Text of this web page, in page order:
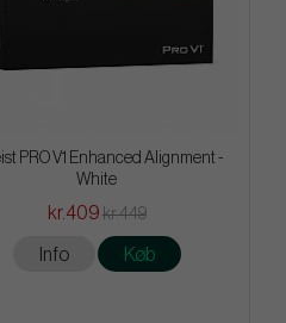
PRO V1 Enhanced Alignment -
White
kr.409 kr.449
Info Køb